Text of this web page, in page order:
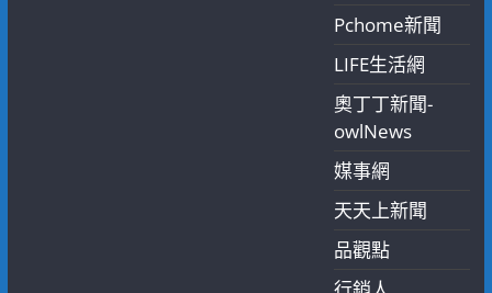
Pchome新聞
LIFE生活網
奧丁丁新聞-
owlNews
媒事網
天天上新聞
品觀點